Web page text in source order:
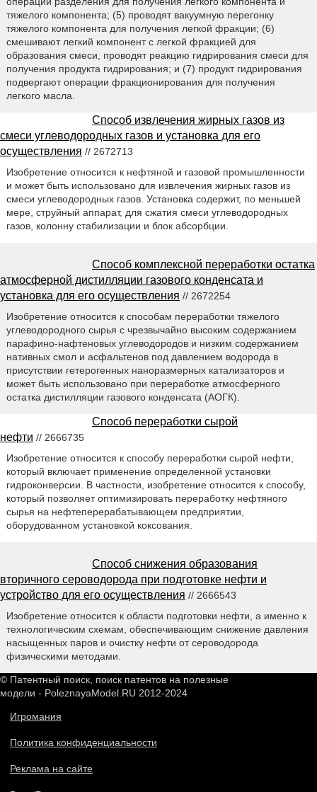
тяжелого компонента; (5) проводят вакуумную перегонку
тяжелого компонента для получения легкой фракции; (6)
смешивают легкий компонент с легкой фракцией для
образования смеси, проводят реакцию гидрирования смеси для
получения продукта гидрирования; и (7) продукт гидрирования
подвергают операции фракционирования для получения
легкого масла.
Способ извлечения жирных газов из
смеси углеводородных газов и установка для его
осуществления // 2672713
Изобретение относится к нефтяной и газовой промышленности
и может быть использовано для извлечения жирных газов из
смеси углеводородных газов. Установка содержит, по меньшей
мере, струйный аппарат, для сжатия смеси углеводородных
газов, колонну стабилизации и блок абсорбции.
Способ комплексной переработки остатка
атмосферной дистилляции газового конденсата и
установка для его осуществления // 2672254
Изобретение относится к способам переработки тяжелого
углеводородного сырья с чрезвычайно высоким содержанием
парафино-нафтеновых углеводородов и низким содержанием
нативных смол и асфальтенов под давлением водорода в
присутствии гетерогенных наноразмерных катализаторов и
может быть использовано при переработке атмосферного
остатка дистилляции газового конденсата (АОГК).
Способ переработки сырой
нефти // 2666735
Изобретение относится к способу переработки сырой нефти,
который включает применение определенной установки
гидроконверсии. В частности, изобретение относится к способу,
который позволяет оптимизировать переработку нефтяного
сырья на нефтеперерабатывающем предприятии,
оборудованном установкой коксования.
Способ снижения образования
вторичного сероводорода при подготовке нефти и
устройство для его осуществления // 2666543
Изобретение относится к области подготовки нефти, а именно к
технологическим схемам, обеспечивающим снижение давления
насыщенных паров и очистку нефти от сероводорода
физическими методами.
© Патентный поиск, поиск патентов на полезные
модели - PoleznayaModel.RU 2012-2024
Игромания
Политика конфиденциальности
Реклама на сайте